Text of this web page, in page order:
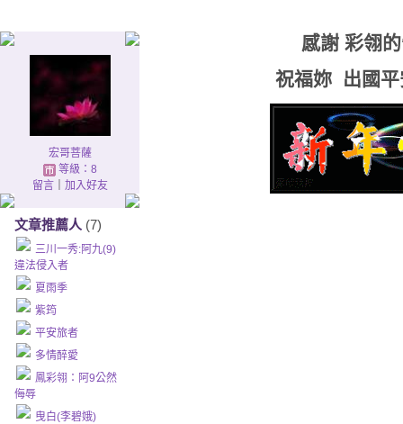
宏哥菩薩
等級：8
留言｜ 加入好友
文章推薦人 (7)
三川一秀:阿九(9)
違法侵入者
夏雨季
紫筠
平安旅者
多情醉愛
鳳彩翎：阿9公然
侮辱
曳白(李碧娥)
感謝 彩翎
祝福妳 出國